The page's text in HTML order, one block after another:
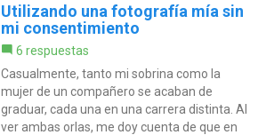
Utilizando una fotografía mía sin
mi consentimiento
6 respuestas
Casualmente, tanto mi sobrina como la
mujer de un compañero se acaban de
graduar, cada una en una carrera distinta. Al
ver ambas orlas, me doy cuenta de que en